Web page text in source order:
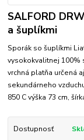
SALFORD
a šuplíkmi
Sporák so šuplíkmi
vysokokvalitnej 100%
vrchná platňa určená
sekundárneho
850 C výška 73 cm,
Dostupnosť